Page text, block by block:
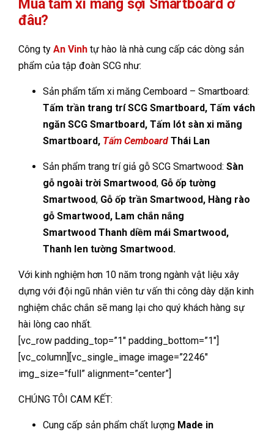
Mua tấm xi măng sợi Smartboard ở
đâu?
Công ty An Vinh tự hào là nhà cung cấp các dòng sản
phẩm của tập đoàn SCG như:
Sản phẩm tấm xi măng Cemboard – Smartboard:
Tấm trần trang trí SCG Smartboard, Tấm vách
ngăn SCG Smartboard, Tấm lót sàn xi măng
Smartboard, Tấm Cemboard Thái Lan
Sản phẩm trang trí giả gỗ SCG Smartwood: Sàn
gỗ ngoài trời Smartwood, Gỗ ốp tường
Smartwood, Gỗ ốp trần Smartwood, Hàng rào
gỗ Smartwood, Lam chắn nắng
Smartwood Thanh diềm mái Smartwood,
Thanh len tường Smartwood.
Với kinh nghiệm hơn 10 năm trong ngành vật liệu xây
dựng với đội ngũ nhân viên tư vấn thi công dày dặn kinh
nghiệm chắc chắn sẽ mang lại cho quý khách hàng sự
hài lòng cao nhất.
[vc_row padding_top=”1″ padding_bottom=”1″]
[vc_column][vc_single_image image=”2246″
img_size=”full” alignment=”center”]
CHÚNG TÔI CAM KẾT:
Cung cấp sản phẩm chất lượng Made in